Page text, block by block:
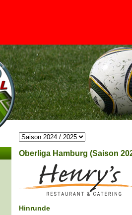
Oberliga Hamburg (Saison
Hinrunde